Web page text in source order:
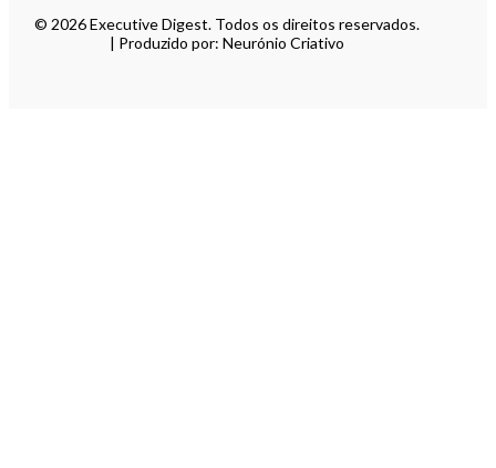
© 2026 Executive Digest. Todos os direitos reservados.
| Produzido por: Neurónio Criativo